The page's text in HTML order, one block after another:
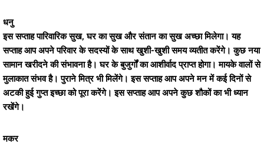
धनु
इस सप्ताह पारिवारिक सुख, घर का सुख और संतान का सुख अच्छा मिलेगा। यह
सप्ताह आप अपने परिवार के सदस्यों के साथ खुशी-खुशी समय व्यतीत करेंगे। कुछ नया
सामान खरीदने की संभावना है। घर के बुजुर्गों का आशीर्वाद प्राप्त होगा। मायके वालों से
मुलाकात संभव है। पुराने मित्र भी मिलेंगे। इस सप्ताह आप अपने मन में कई दिनों से
अटकी हुई गुप्त इच्छा को पूरा करेंगे। इस सप्ताह आप अपने कुछ शौकों का भी ध्यान
रखेंगे।
मकर